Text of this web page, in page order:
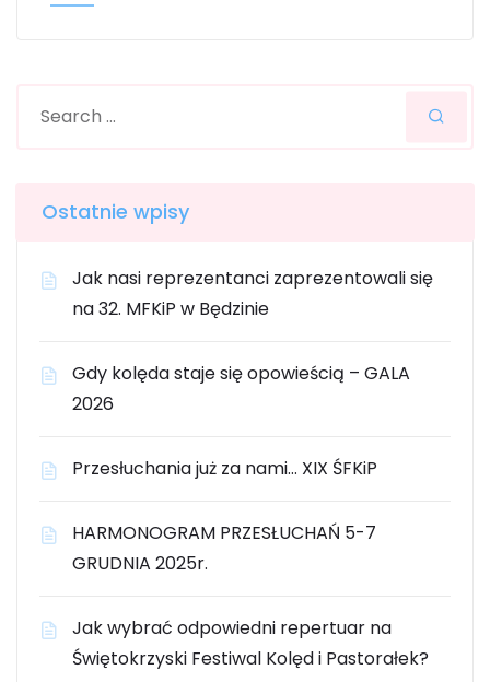
Ostatnie wpisy
Jak nasi reprezentanci zaprezentowali się
na 32. MFKiP w Będzinie
Gdy kolęda staje się opowieścią – GALA
2026
Przesłuchania już za nami… XIX ŚFKiP
HARMONOGRAM PRZESŁUCHAŃ 5-7
GRUDNIA 2025r.
Jak wybrać odpowiedni repertuar na
Świętokrzyski Festiwal Kolęd i Pastorałek?